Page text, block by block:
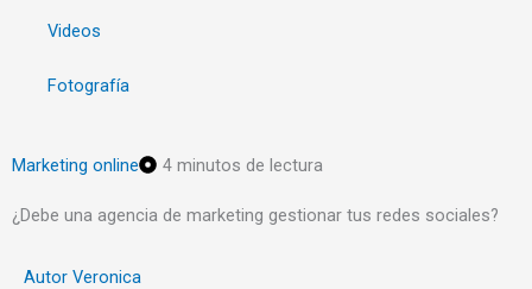
Videos
Fotografía
Marketing online 4 minutos de lectura
¿Debe una agencia de marketing gestionar tus redes sociales?
Autor Veronica